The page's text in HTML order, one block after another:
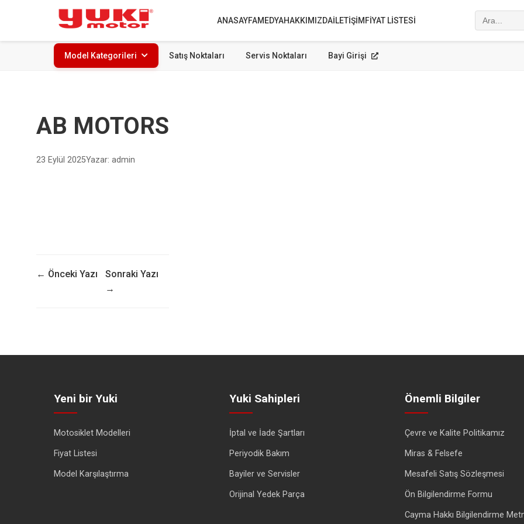
ANASAYFAMEDYAHAKKIMIZDAİLETIŞIM FIYAT LISTESI
Model Kategorileri Satış Noktaları Servis Noktaları Bayi Girişi
AB MOTORS
23 Eylül 2025Yazar: admin
← Önceki Yazı
Sonraki Yazı
→
Yeni bir Yuki
Motosiklet Modelleri
Fiyat Listesi
Model Karşılaştırma
Yuki Sahipleri
İptal ve İade Şartları
Periyodik Bakım
Bayiler ve Servisler
Orijinal Yedek Parça
Önemli Bilgiler
Çevre ve Kalite Politikamız
Miras & Felsefe
Mesafeli Satış Sözleşmesi
Ön Bilgilendirme Formu
Cayma Hakkı Bilgilendirme